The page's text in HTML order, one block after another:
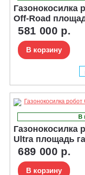
Газонокосилка
Off-Road
581 000 р.
В корзину
В
Газонокосилка
Ultra площадь
689 000 р.
В корзину